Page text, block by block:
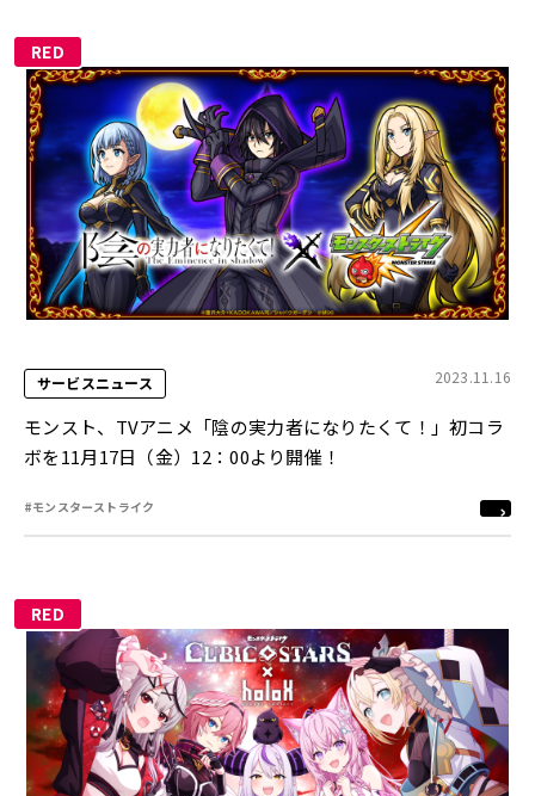
RED
サービスニュース 2023.11.16
モンスト、TVアニメ「陰の実力者になりたくて！」初コラ
ボを11月17日（金）12：00より開催！
#モンスターストライク
RED